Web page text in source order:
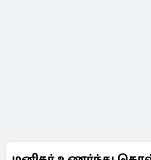
ரவிமோகன், ஆர்த்தி ரவி